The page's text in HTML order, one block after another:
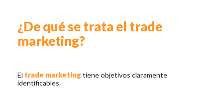
¿De qué se trata el trade
marketing?
El trade marketing tiene objetivos claramente
identificables.